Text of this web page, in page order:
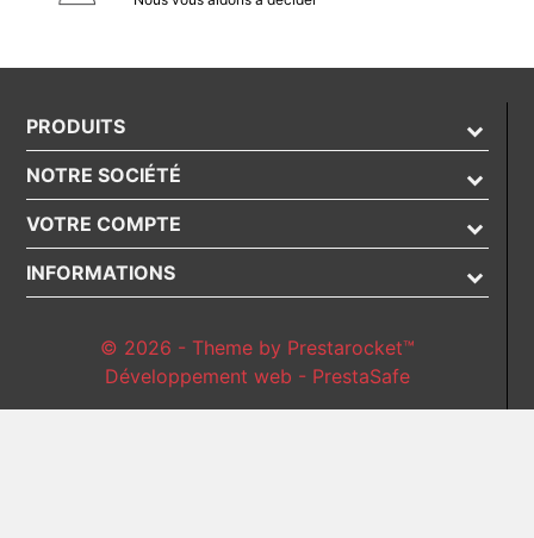
PRODUITS
NOTRE SOCIÉTÉ
VOTRE COMPTE
INFORMATIONS
© 2026 - Theme by Prestarocket™
Développement web - PrestaSafe